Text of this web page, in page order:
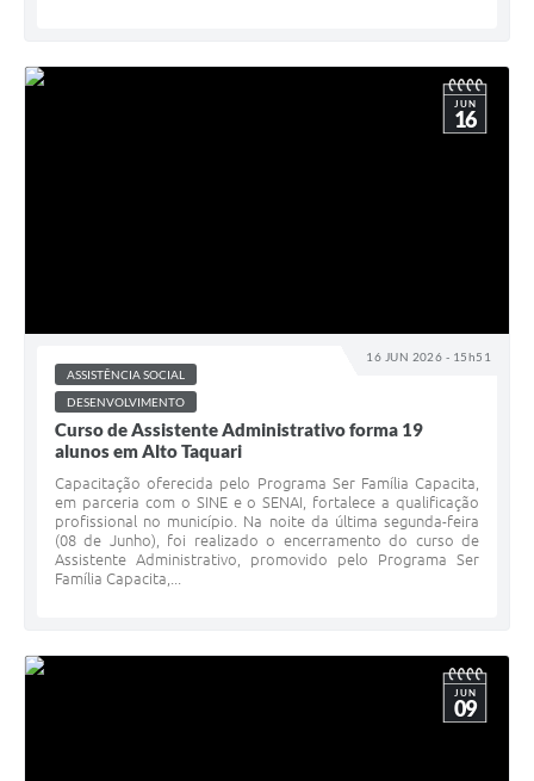
16 JUN 2026 - 15h51
JUN
16
ASSISTÊNCIA SOCIAL
DESENVOLVIMENTO
Curso de Assistente Administrativo forma 19
alunos em Alto Taquari
Capacitação oferecida pelo Programa Ser Família Capacita,
em parceria com o SINE e o SENAI, fortalece a qualificação
profissional no município. Na noite da última segunda-feira
(08 de Junho), foi realizado o encerramento do curso de
Assistente Administrativo, promovido pelo Programa Ser
Família Capacita,...
JUN
09